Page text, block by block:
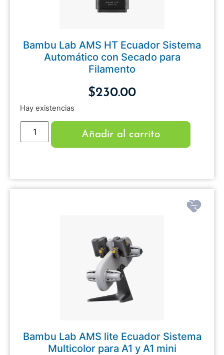
Bambu Lab AMS HT Ecuador Sistema
Automático con Secado para
Filamento
$230.00
Hay existencias
Añadir al carrito
Bambu Lab AMS lite Ecuador Sistema
Multicolor para A1 y A1 mini